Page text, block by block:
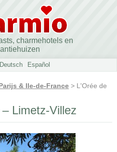
charmehotels en
Deutsch Español
& Ile-de-France > L'Orée de
Limetz-Villez